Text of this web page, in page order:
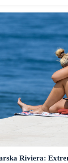
Riviera: